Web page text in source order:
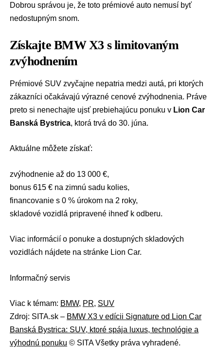
Dobrou správou je, že toto prémiové auto nemusí byť
nedostupným snom.
Získajte BMW X3 s limitovaným
zvýhodnením
Prémiové SUV zvyčajne nepatria medzi autá, pri ktorých
zákazníci očakávajú výrazné cenové zvýhodnenia. Práve
preto si nenechajte ujsť prebiehajúcu ponuku v Lion Car
Banská Bystrica, ktorá trvá do 30. júna.
Aktuálne môžete získať:
zvýhodnenie až do 13 000 €,
bonus 615 € na zimnú sadu kolies,
financovanie s 0 % úrokom na 2 roky,
skladové vozidlá pripravené ihneď k odberu.
Viac informácií o ponuke a dostupných skladových
vozidlách nájdete na stránke Lion Car.
Informačný servis
Viac k témam: BMW, PR, SUV
Zdroj: SITA.sk – BMW X3 v edícii Signature od Lion Car
Banská Bystrica: SUV, ktoré spája luxus, technológie a
výhodnú ponuku © SITA Všetky práva vyhradené.